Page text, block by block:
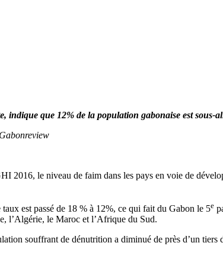
que 12% de la population gabonaise est sous-
2016, le niveau de faim dans les pays en voie de
est passé de 18 % à 12%, ce qui fait du Gabon le 5e
l’Algérie, le Maroc et l’Afrique du Sud.
souffrant de dénutrition a diminué de près d’un tiers